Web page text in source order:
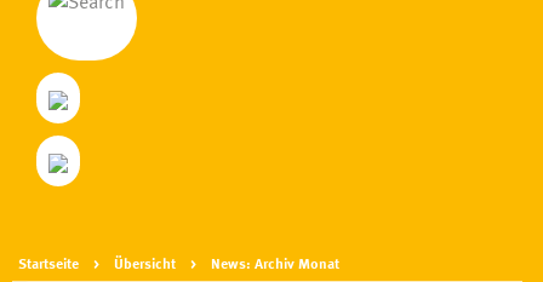
Startseite Übersicht News: Archiv Monat